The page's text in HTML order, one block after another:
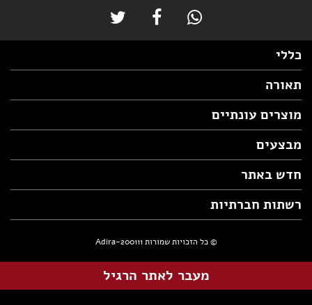
כללי
תאורה
מוצרים עונתיים
מבצעים
חדש באתר
רשתות חברתיות
© כל הזכויות שמורות Adira-200111
מעבר לאתר הרגיל